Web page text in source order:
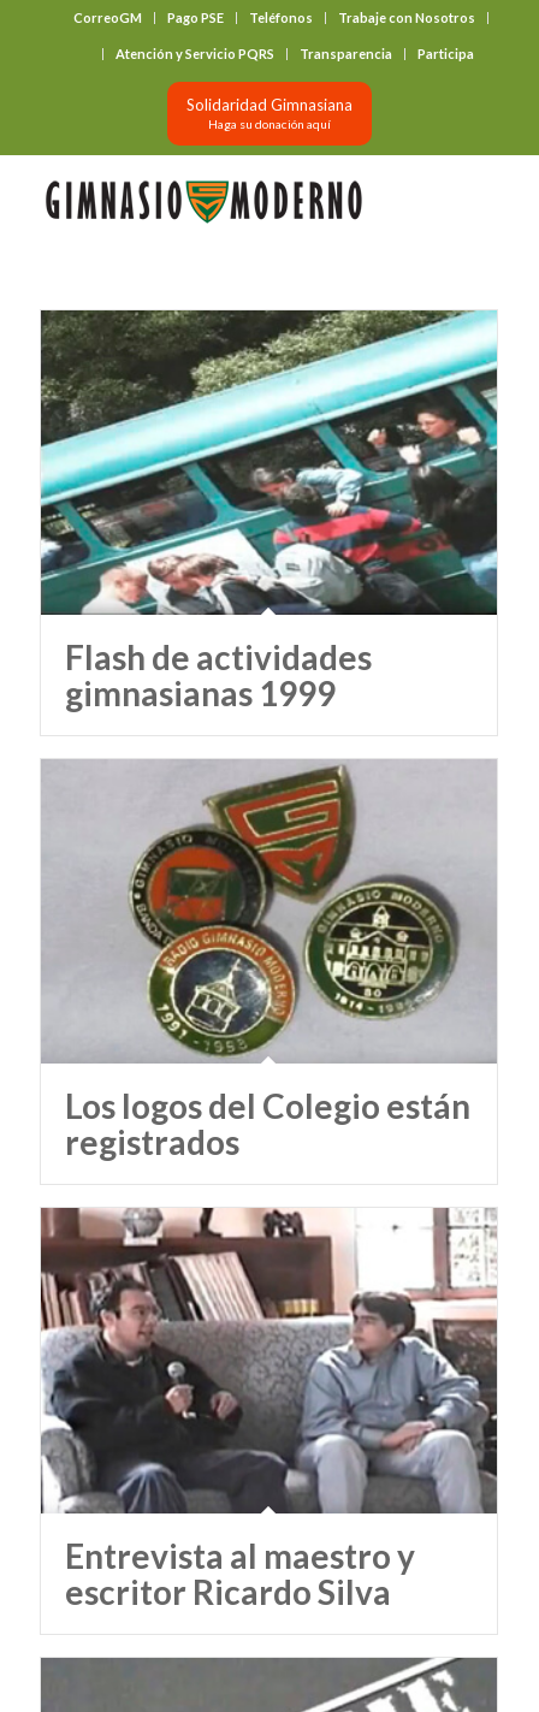
CorreoGM Pago PSE Teléfonos Trabaje con Nosotros
Atención y Servicio PQRS Transparencia Participa
Solidaridad Gimnasiana
Haga su donación aquí
Flash de actividades
gimnasianas 1999
Los logos del Colegio están
registrados
Entrevista al maestro y
escritor Ricardo Silva